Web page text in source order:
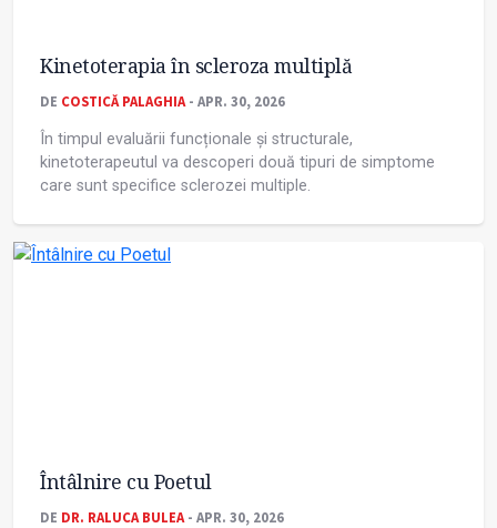
Kinetoterapia în scleroza multiplă
DE COSTICĂ PALAGHIA- APR. 30, 2026
În timpul evaluării funcționale și structurale,
kinetoterapeutul va descoperi două tipuri de simptome
care sunt specifice sclerozei multiple.
Întâlnire cu Poetul
DE DR. RALUCA BULEA- APR. 30, 2026